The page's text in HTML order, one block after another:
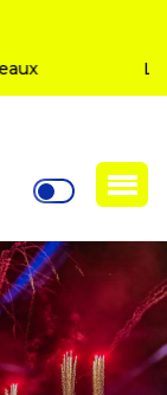
des